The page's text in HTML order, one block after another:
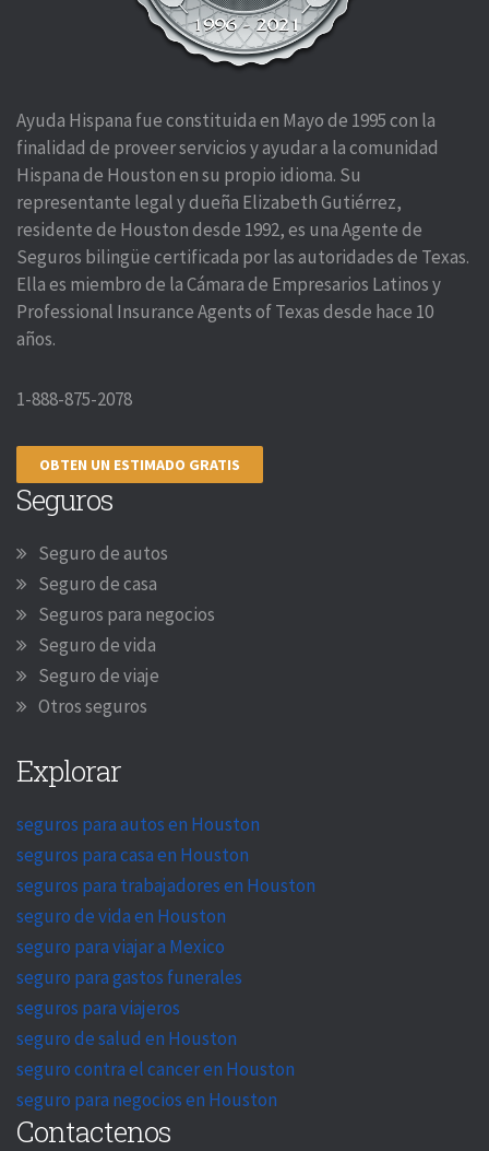
Ayuda Hispana fue constituida en Mayo de 1995 con la
finalidad de proveer servicios y ayudar a la comunidad
Hispana de Houston en su propio idioma. Su
representante legal y dueña Elizabeth Gutiérrez,
residente de Houston desde 1992, es una Agente de
Seguros bilingüe certificada por las autoridades de Texas.
Ella es miembro de la Cámara de Empresarios Latinos y
Professional Insurance Agents of Texas desde hace 10
años.
1-888-875-2078
OBTEN UN ESTIMADO GRATIS
Seguros
Seguro de autos
Seguro de casa
Seguros para negocios
Seguro de vida
Seguro de viaje
Otros seguros
Explorar
seguros para autos en Houston
seguros para casa en Houston
seguros para trabajadores en Houston
seguro de vida en Houston
seguro para viajar a Mexico
seguro para gastos funerales
seguros para viajeros
seguro de salud en Houston
seguro contra el cancer en Houston
seguro para negocios en Houston
Contactenos